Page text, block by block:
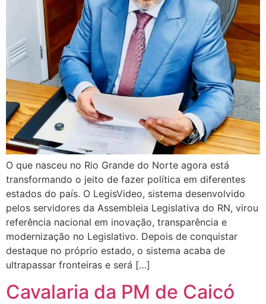
O que nasceu no Rio Grande do Norte agora está
transformando o jeito de fazer política em diferentes
estados do país. O LegisVideo, sistema desenvolvido
pelos servidores da Assembleia Legislativa do RN, virou
referência nacional em inovação, transparência e
modernização no Legislativo. Depois de conquistar
destaque no próprio estado, o sistema acaba de
ultrapassar fronteiras e será […]
Cavalaria da PM de Caicó